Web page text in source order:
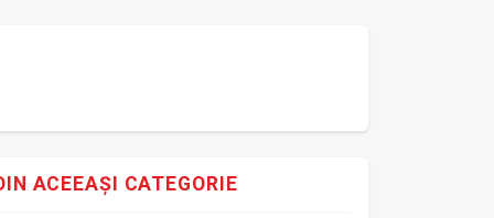
ACEEAȘI CATEGORIE